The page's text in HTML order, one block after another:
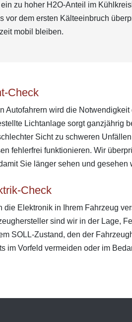
zu hoher H2O-Anteil im
vor dem ersten Kälteeinbruch
mobil bleiben.
Check
Autofahrern wird die
Lichtanlage sorgt ganzjährig
Sicht zu schweren
fehlerfrei funktionieren. Wir
Sie länger sehen und gesehen
Check
die Elektronik in Ihrem Fahrzeug
sind wir in der Lage,
SOLL-Zustand, den der
im Vorfeld vermeiden oder im